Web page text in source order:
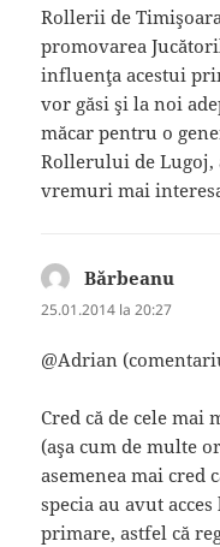
Rollerii de
promovarea
influenţa acestui
vor găsi şi la noi
măcar pentru o
Rollerului de Lugoj,
vremuri mai
Bărbeanu
25.01.2014 la 20:27
@Adrian
Cred că de cele mai
(aşa cum de multe
asemenea mai cred
specia au avut
primare, astfel că